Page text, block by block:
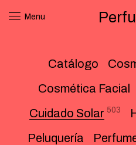
Menu
Catálogo
Cosmética Facial
Cuidado Solar 503
Peluquería